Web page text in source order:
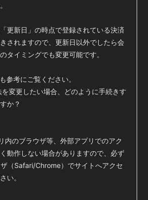
ログイン
更新日」の時点で登録されている決済
されますので、更新日以外でしたら会
タイミングでも変更可能です。
参考にご覧ください。
を変更したい場合、どのように手続きす
か？
内のブラウザ等、外部アプリでのアク
動作しない場合がありますので、必ず
（Safari/Chrome）でサイトへアクセ
い。